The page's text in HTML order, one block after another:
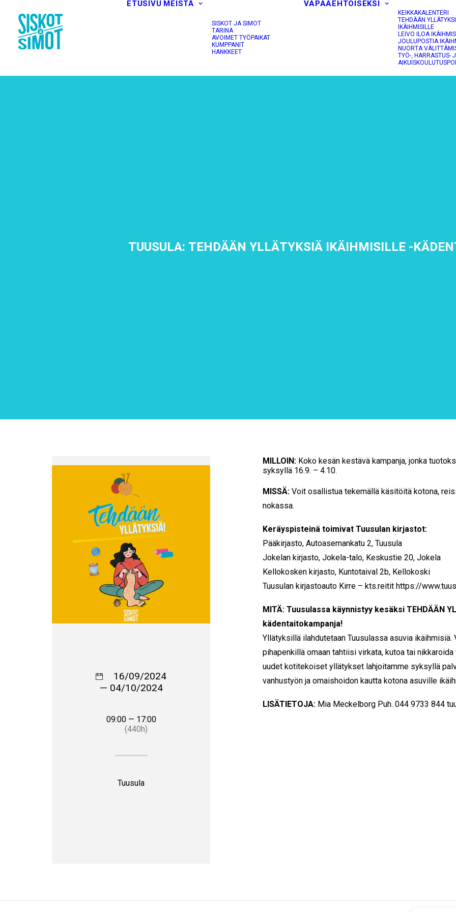
ETUSIVU MEISTÄ
SISKOT JA SIMOT
TARINA
AVOIMET TYÖPAIKAT
KUMPPANIT
HANKKEET
VAPAAEHTOISEKSI
KEIKKAKALENTERI
TEHDÄÄN
IKÄIHMISILLE
LEIVO ILOA
JOULUPOSTIA
NUORTA
TYÖ-, HARRASTUS-
TUUSULA: TEHDÄÄN YLLÄTYKSIÄ IKÄIHMISILLE -
MILLOIN: Koko kesän kestävä kampanja, jonka
syksyllä 16.9. – 4.10.
MISSÄ:Voit osallistua tekemällä käsitöitä kotona,
nokassa.
Keräyspisteinä toimivat Tuusulan kirjastot:
Pääkirjasto, Autoasemankatu 2, Tuusula
Jokelan kirjasto, Jokela-talo, Keskustie 20, Jokela
Kellokosken kirjasto, Kuntotaival 2b, Kellokoski
Tuusulan kirjastoauto Kirre – kts.reitithttps://
MITÄ: Tuusulassa käynnistyy kesäksi TEHDÄÄN
kädentaitokampanja!
Yllätyksillä ilahdutetaan Tuusulassa asuvia
pihapenkillä omaan tahtiisi virkata, kutoa tai
uudet kotitekoiset yllätykset lahjoitamme syksyllä
vanhustyön ja omaishoidon kautta kotona asuville
LISÄTIETOJA: Mia Meckelborg Puh. 044 9733 844
16/09/2024
— 04/10/2024
09:00 — 17:00
(440h)
Tuusula